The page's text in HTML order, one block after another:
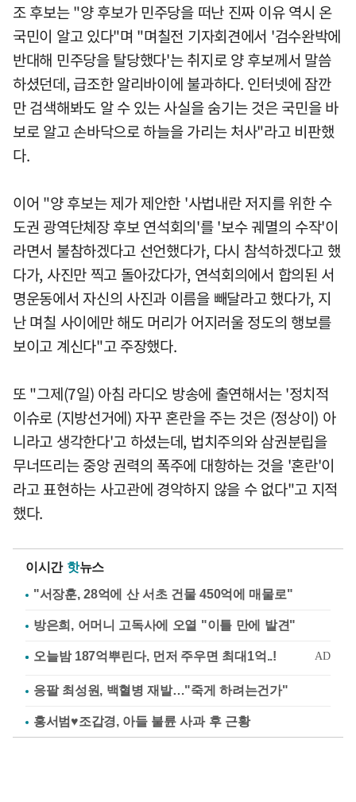
조 후보는 "양 후보가 민주당을 떠난 진짜 이유 역시 온
국민이 알고 있다"며 "며칠전 기자회견에서 '검수완박에
반대해 민주당을 탈당했다'는 취지로 양 후보께서 말씀
하셨던데, 급조한 알리바이에 불과하다. 인터넷에 잠깐
만 검색해봐도 알 수 있는 사실을 숨기는 것은 국민을 바
보로 알고 손바닥으로 하늘을 가리는 처사"라고 비판했
다.
이어 "양 후보는 제가 제안한 '사법내란 저지를 위한 수
도권 광역단체장 후보 연석회의'를 '보수 궤멸의 수작'이
라면서 불참하겠다고 선언했다가, 다시 참석하겠다고 했
다가, 사진만 찍고 돌아갔다가, 연석회의에서 합의된 서
명운동에서 자신의 사진과 이름을 빼달라고 했다가, 지
난 며칠 사이에만 해도 머리가 어지러울 정도의 행보를
보이고 계신다"고 주장했다.
또 "그제(7일) 아침 라디오 방송에 출연해서는 '정치적
이슈로 (지방선거에) 자꾸 혼란을 주는 것은 (정상이) 아
니라고 생각한다'고 하셨는데, 법치주의와 삼권분립을
무너뜨리는 중앙 권력의 폭주에 대항하는 것을 '혼란'이
라고 표현하는 사고관에 경악하지 않을 수 없다"고 지적
했다.
이시간 핫뉴스
"서장훈, 28억에 산 서초 건물 450억에 매물로"
방은희, 어머니 고독사에 오열 "이틀 만에 발견"
응팔 최성원, 백혈병 재발…"죽게 하려는건가"
홍서범♥조갑경, 아들 불륜 사과 후 근황